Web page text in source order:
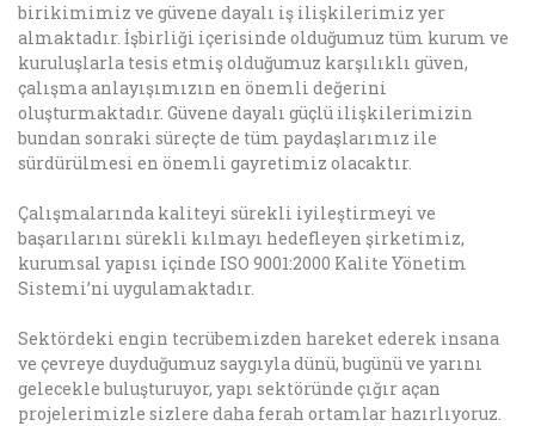
birikimimiz ve güvene dayalı iş ilişkilerimiz yer
almaktadır. İşbirliği içerisinde olduğumuz tüm kurum ve
kuruluşlarla tesis etmiş olduğumuz karşılıklı güven,
çalışma anlayışımızın en önemli değerini
oluşturmaktadır. Güvene dayalı güçlü ilişkilerimizin
bundan sonraki süreçte de tüm paydaşlarımız ile
sürdürülmesi en önemli gayretimiz olacaktır.
Çalışmalarında kaliteyi sürekli iyileştirmeyi ve
başarılarını sürekli kılmayı hedefleyen şirketimiz,
kurumsal yapısı içinde ISO 9001:2000 Kalite Yönetim
Sistemi’ni uygulamaktadır.
Sektördeki engin tecrübemizden hareket ederek insana
ve çevreye duyduğumuz saygıyla dünü, bugünü ve yarını
gelecekle buluşturuyor, yapı sektöründe çığır açan
projelerimizle sizlere daha ferah ortamlar hazırlıyoruz.